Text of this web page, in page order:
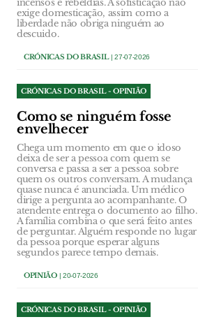
incensos e rebeldias. A sofisticação não
exige domesticação, assim como a
liberdade não obriga ninguém ao
descuido.
CRÓNICAS DO BRASIL| 27-07-2026
CRÓNICAS DO BRASIL - OPINIÃO
Como se ninguém fosse
envelhecer
Chega um momento em que o idoso
deixa de ser a pessoa com quem se
conversa e passa a ser a pessoa sobre
quem os outros conversam. A mudança
quase nunca é anunciada. Um médico
dirige a pergunta ao acompanhante. O
atendente entrega o documento ao filho.
A família combina o que será feito antes
de perguntar. Alguém responde no lugar
da pessoa porque esperar alguns
segundos parece tempo demais.
OPINIÃO| 20-07-2026
CRÓNICAS DO BRASIL - OPINIÃO